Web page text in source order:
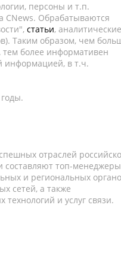
персоны и т.п.
CNews. Обрабатываются
статьи, аналитические
Таким образом, чем
тем более информативен
информацией, в т.ч.
отраслей
составляют топ-
и региональных
сетей, а также
и услуг связи.